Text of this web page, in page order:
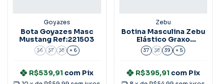
Goyazes
Bota Goyazes Masc
Mustang Ref:221503
36 37 38 + 6
R$539,91 com Pix
Zebu
Botina Masculina Zebu
Elástico Graxo
Ref.57010
37 38 39 + 5
R$395,91 com Pix